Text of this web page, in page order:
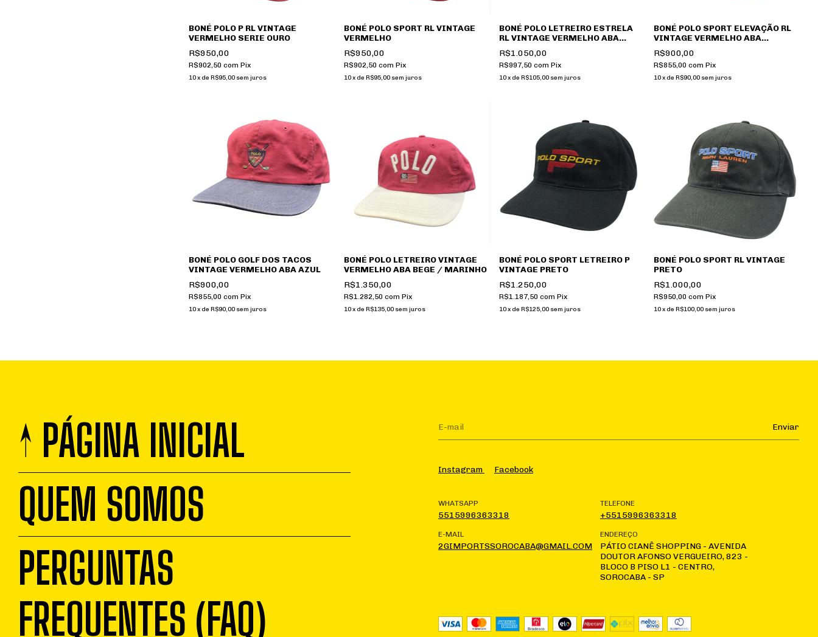
BONÉ POLO P RL VINTAGE
VERMELHO SERIE OURO
R$950,00
R$902,50 com Pix
10x de R$95,00 sem juros
BONÉ POLO SPORT RL VINTAGE
VERMELHO
R$950,00
R$902,50 com Pix
10x de R$95,00 sem juros
BONÉ POLO LETREIRO ESTRELA
RL VINTAGE VERMELHO ABA
MARINHO
R$1.050,00
R$997,50 com Pix
10 x de R$105,00 sem juros
BONÉ POLO SPORT ELEVAÇÃO RL
VINTAGE VERMELHO ABA
MARINHO
R$900,00
R$855,00com Pix
10x deR$90,00 sem juros
BONÉ POLO GOLF DOS TACOS
VINTAGE VERMELHO ABA AZUL
R$900,00
R$855,00 com Pix
10x de R$90,00 sem juros
BONÉ POLO LETREIRO VINTAGE
VERMELHO ABA BEGE / MARINHO
R$1.350,00
R$1.282,50 com Pix
10x de R$135,00 sem juros
BONÉ POLO SPORT LETREIRO P
VINTAGE PRETO
R$1.250,00
R$1.187,50 com Pix
10 x de R$125,00 sem juros
BONÉ POLO SPORT RL VINTAGE
PRETO
R$1.000,00
R$950,00com Pix
10x deR$100,00 sem juros
↑ PÁGINA INICIAL
QUEM SOMOS
PERGUNTAS
FREQUENTES (FAQ)
Instagram Facebook
WHATSAPP
5515996363318
TELEFONE
+5515996363318
E-MAIL
2GIMPORTSSOROCABA@GMAIL.COM
ENDEREÇO
PÁTIO CIANÊ SHOPPING - AVENIDA
DOUTOR AFONSO VERGUEIRO, 823 -
BLOCO B PISO L1 - CENTRO,
SOROCABA - SP